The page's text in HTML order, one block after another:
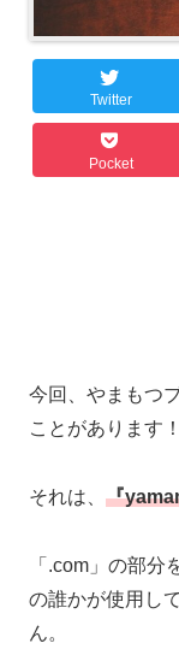
Twitter
Pocket
今回、やまもつ
ことがあります！
それは、 『
「.com」の部
の誰かが使用し
ん。